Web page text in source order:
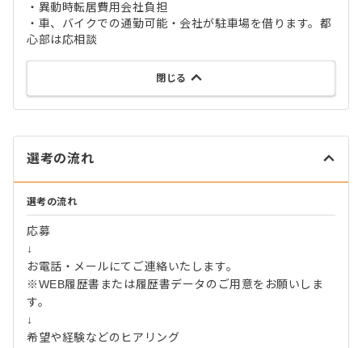
・異動時転居費用会社負担
・車、バイクでの通勤可能・会社が駐車場を借ります。都
心部は応相談
閉じる
選考の流れ
選考の流れ
応募
↓
お電話・メールにてご連絡いたします。
※WEB履歴書または履歴書データのご用意をお願いしま
す。
↓
希望や経験などのヒアリング